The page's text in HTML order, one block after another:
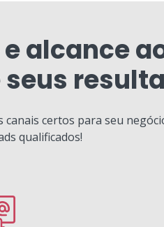
alcance
certos para seu
qualificados!